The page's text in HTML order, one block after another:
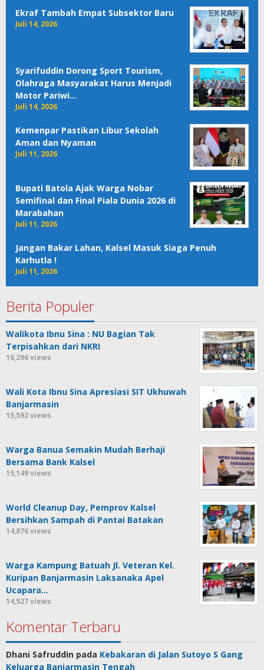
Ekraf Tambah Empat Subsektor Baru
Juli 14, 2026
Syarifuddin Dorong Sport Tourism,
Olahraga Masyarakat Harus Menjadi
Motor Pariwi…
Juli 14, 2026
Kemenpar Pastikan Libur Sekolah
Aman dan Nyaman
Juli 11, 2026
Bupati Batola Ajak Warga Nobar
Semifinal dan Final Piala Dunia 2026 di
Marabahan
Juli 11, 2026
Jangan Bakar Lahan, Kalsel Masuk Siaga Penuh
Karhutla !
Juli 11, 2026
Berita Populer
Walikota Ibnu Sina : NU Bagian Tak
Terpisahkan dari NKRI
16,296 views
Wali Kota Ibnu Sina Apresiasi SIT Ukhuwah
Banjarmasin
15,592 views
Warga Banua Semakin Mudah Berhaji
Bersama Bank Kalsel
15,149 views
World Cleanup Day, Pemprov Kalsel
Bersihkan Sampah di Pantai Batakan
14,876 views
Warga Kampung Batuah Jl. Veteran Kel.
Kuripan Banjarmasin Laksanaka Apel
Ucapara…
14,527 views
Komentar Terbaru
Dhani Safruddin pada Kebakaran di Jalan Sutoyo S Gang
Keluarga Banjarmasin Tengah